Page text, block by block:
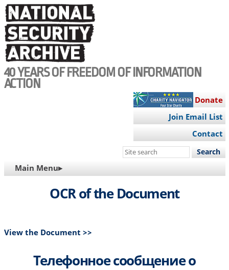
Skip
to
main
content
40 YEARS OF FREEDOM OF INFORMATION
ACTION
Donate
Join Email List
Contact
Search
site
MAIN
NAVIGATION
Main Menu▸
OCR of the Document
View the Document >>
Телефонное сообщение о